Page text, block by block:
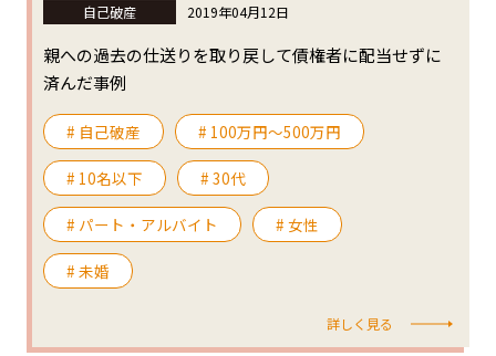
自己破産 2019年04月12日
親への過去の仕送りを取り戻して債権者に配当せずに
済んだ事例
# 自己破産 # 100万円〜500万円
# 10名以下 # 30代
# パート・アルバイト # 女性
# 未婚
詳しく見る